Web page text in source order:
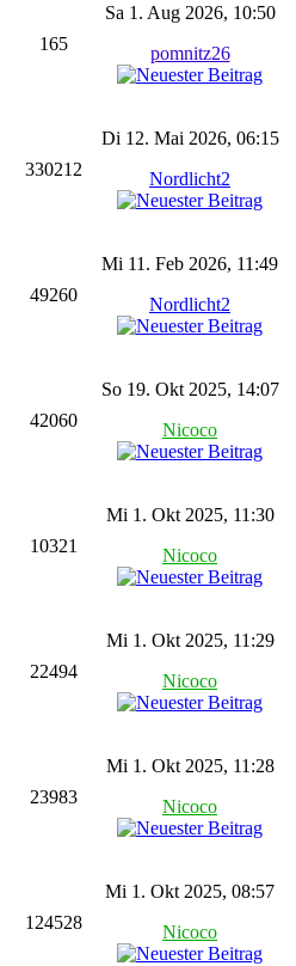
165
Sa 1. Aug 2026, 10:50
pomnitz26
330212
Di 12. Mai 2026, 06:15
Nordlicht2
49260
Mi 11. Feb 2026, 11:49
Nordlicht2
42060
So 19. Okt 2025, 14:07
Nicoco
10321
Mi 1. Okt 2025, 11:30
Nicoco
22494
Mi 1. Okt 2025, 11:29
Nicoco
23983
Mi 1. Okt 2025, 11:28
Nicoco
124528
Mi 1. Okt 2025, 08:57
Nicoco